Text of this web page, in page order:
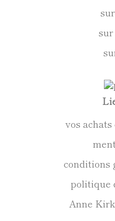
vos
conditions
politique
Anne